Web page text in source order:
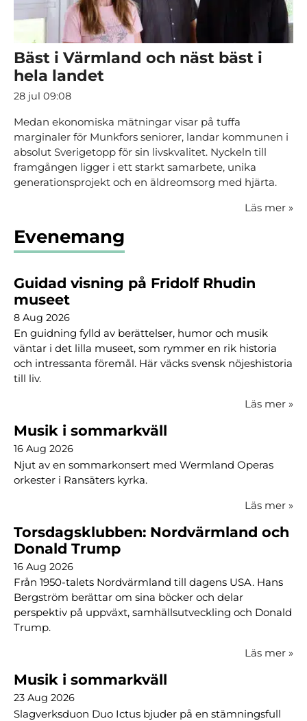
Bäst i Värmland och näst bäst i
hela landet
28 jul 09:08
Medan ekonomiska mätningar visar på tuffa
marginaler för Munkfors seniorer, landar kommunen i
absolut Sverigetopp för sin livskvalitet. Nyckeln till
framgången ligger i ett starkt samarbete, unika
generationsprojekt och en äldreomsorg med hjärta.
Läs mer »
Evenemang
Guidad visning på Fridolf Rhudin
museet
8 Aug 2026
En guidning fylld av berättelser, humor och musik
väntar i det lilla museet, som rymmer en rik historia
och intressanta föremål. Här väcks svensk nöjeshistoria
till liv.
Läs mer »
Musik i sommarkväll
16 Aug 2026
Njut av en sommarkonsert med Wermland Operas
orkester i Ransäters kyrka.
Läs mer »
Torsdagsklubben: Nordvärmland och
Donald Trump
16 Aug 2026
Från 1950-talets Nordvärmland till dagens USA. Hans
Bergström berättar om sina böcker och delar
perspektiv på uppväxt, samhällsutveckling och Donald
Trump.
Läs mer »
Musik i sommarkväll
23 Aug 2026
Slagverksduon Duo Ictus bjuder på en stämningsfull